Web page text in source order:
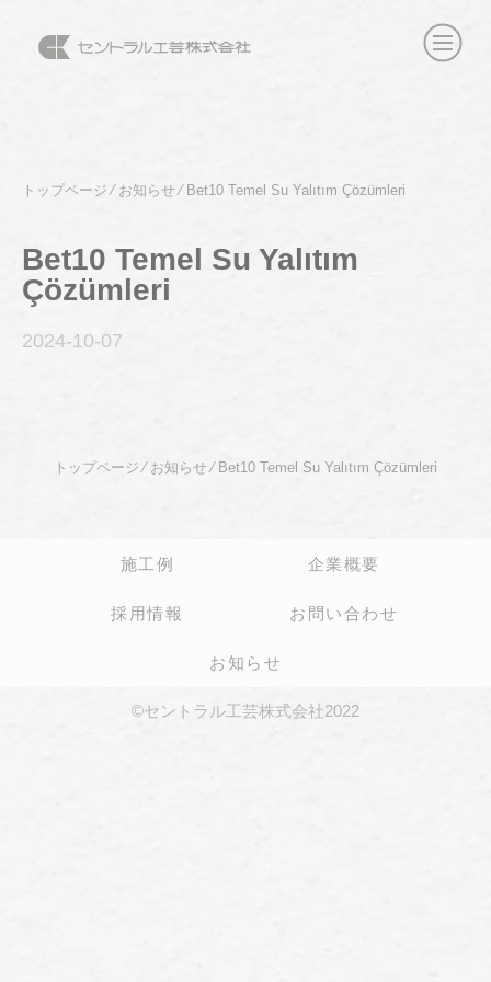
トップページ⁄ お知らせ⁄ Bet10 Temel Su Yalıtım Çözümleri
Bet10 Temel Su Yalıtım
Çözümleri
2024-10-07
トップページ ⁄ お知らせ⁄ Bet10 Temel Su Yalıtım Çözümleri
施工例 企業概要
採用情報 お問い合わせ
お知らせ
©セントラル工芸株式会社2022